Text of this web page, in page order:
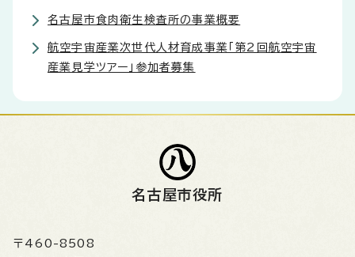
名古屋市食肉衛生検査所の事業概要
航空宇宙産業次世代人材育成事業「第2回航空宇宙
産業見学ツアー」参加者募集
名古屋市役所
〒460-8508